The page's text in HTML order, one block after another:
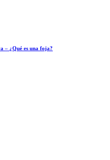
– ¿Qué es una foja?